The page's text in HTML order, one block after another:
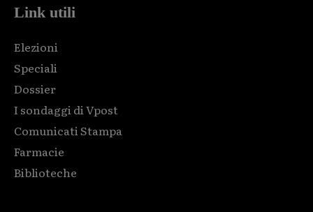
Link utili
Elezioni
Speciali
Dossier
I sondaggi di Vpost
Comunicati Stampa
Farmacie
Biblioteche